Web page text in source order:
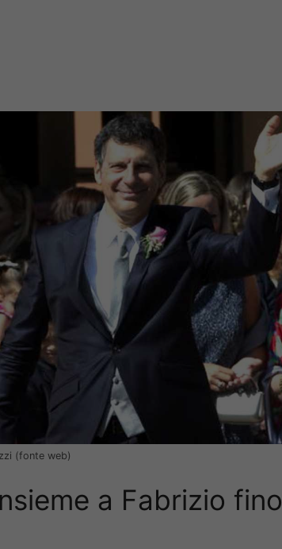
(fonte web)
a Fabrizio fino